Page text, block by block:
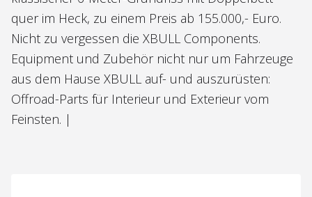
quer im Heck, zu einem Preis ab 155.000,- Euro.
Nicht zu vergessen die XBULL Components.
Equipment und Zubehör nicht nur um Fahrzeuge
aus dem Hause XBULL auf- und auszurüsten:
Offroad-Parts für Interieur und Exterieur vom
Feinsten. |